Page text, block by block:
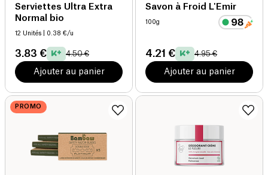
Serviettes Ultra Extra
Normal bio
12 Unités | 0.38 €/u
3.83 € 4.50 €
Ajouter au panier
Savon à Froid L'Emir
100g
4.21 € 4.95 €
Ajouter au panier
PROMO